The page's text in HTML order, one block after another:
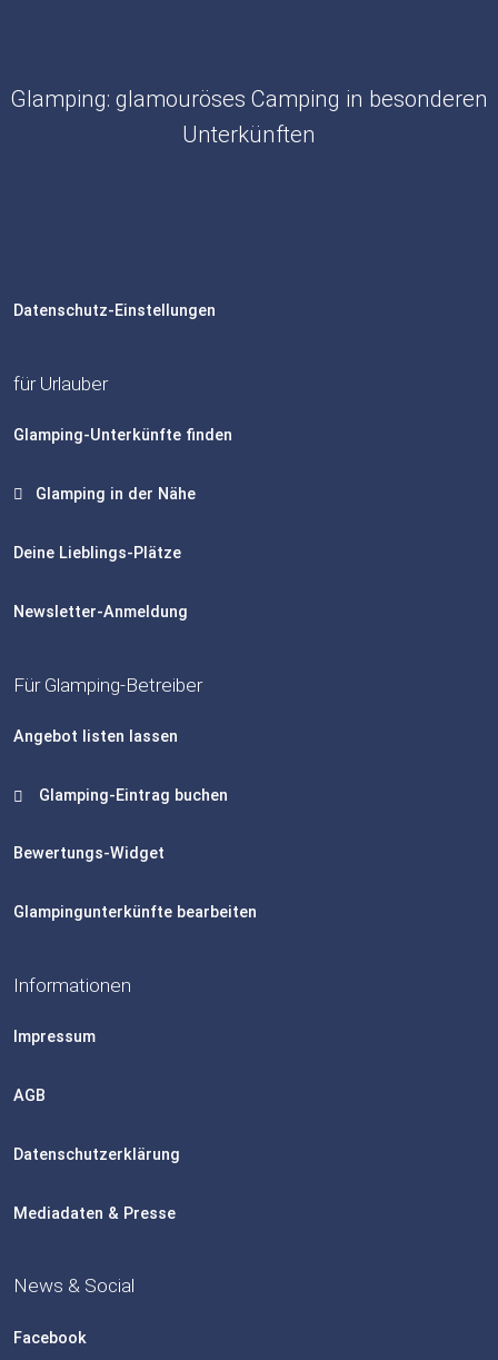
Glamping: glamouröses Camping in besonderen
Unterkünften
Datenschutz-Einstellungen
für Urlauber
Glamping-Unterkünfte finden
Glamping in der Nähe
Deine Lieblings-Plätze
Newsletter-Anmeldung
Für Glamping-Betreiber
Angebot listen lassen
Glamping-Eintrag buchen
Bewertungs-Widget
Glampingunterkünfte bearbeiten
Informationen
Impressum
AGB
Datenschutzerklärung
Mediadaten & Presse
News & Social
Facebook